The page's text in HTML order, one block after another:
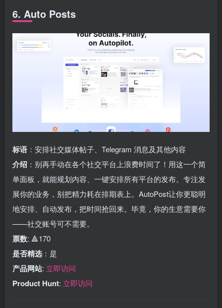
6. Auto Posts
标语 ：安排社交媒体帖子、Telegram 消息及其他内容
介绍 ：别再手动在各个社交平台上浪费时间了！用这一个简
单面板，就能规划内容、一键安排所有平台的发布。专注发
展你的业务，别把精力耗在排期表上。AutoPost让你更聪明
地安排、自动发布，把时间抢回来。毕竟，你的生意需要你
——社交账号可不需要。
票数: 🔺170
是否精选 ：是
产品网站: 立即访问
Product Hunt: 立即访问